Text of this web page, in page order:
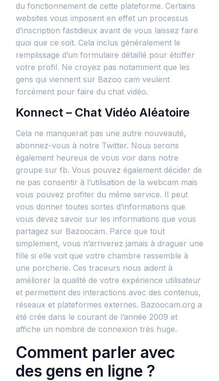
du fonctionnement de cette plateforme. Certains
websites vous imposent en effet un processus
d’inscription fastidieux avant de vous laissez faire
quoi que ce soit. Cela inclus généralement le
remplissage d’un formulaire détaillé pour étoffer
votre profil. Ne croyez pas notamment que les
gens qui viennent sur Bazoo cam veulent
forcément pour faire du chat vidéo.
Konnect – Chat Vidéo Aléatoire
Cela ne manquerait pas une autre nouveauté,
abonnez-vous à notre Twitter. Nous serons
également heureux de vous voir dans notre
groupe sur fb. Vous pouvez également décider de
ne pas consentir à l’utilisation de la webcam mais
vous pouvez profiter du même service. Il peut
vous donner toutes sortes d’informations que
vous devez savoir sur les informations que vous
partagez sur Bazoocam. Parce que tout
simplement, vous n’arriverez jamais à draguer une
fille si elle voit que votre chambre ressemble à
une porcherie. Ces traceurs nous aident à
améliorer la qualité de votre expérience utilisateur
et permettent des interactions avec des contenus,
réseaux et plateformes externes. Bazoocam.org a
été crée dans le courant de l’année 2009 et
affiche un nombre de connexion très huge.
Comment parler avec
des gens en ligne ?